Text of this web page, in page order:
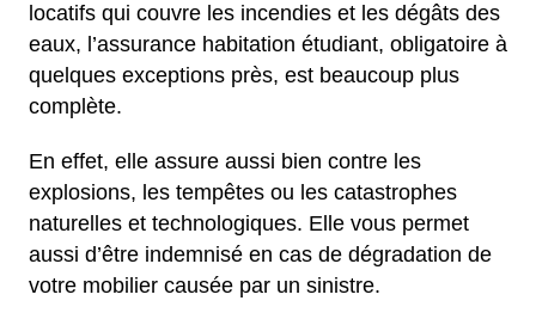
locatifs qui couvre les incendies et les dégâts des
eaux, l’assurance habitation étudiant, obligatoire à
quelques exceptions près, est beaucoup plus
complète.
En effet, elle assure aussi bien contre les
explosions, les tempêtes ou les catastrophes
naturelles et technologiques. Elle vous permet
aussi d’être indemnisé en cas de dégradation de
votre mobilier causée par un sinistre.